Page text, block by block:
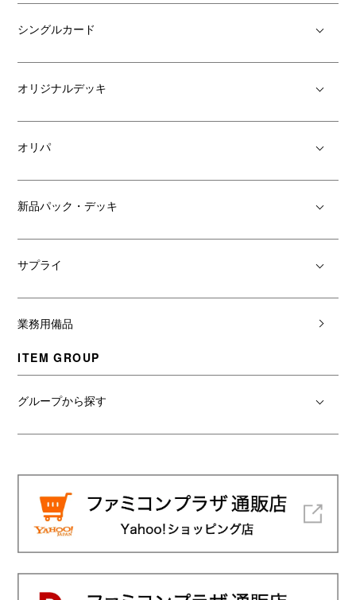
シングルカード
オリジナルデッキ
オリパ
新品パック・デッキ
サプライ
業務用備品
ITEM GROUP
グループから探す